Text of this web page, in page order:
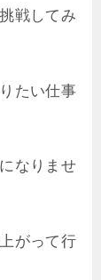
戦してみ
たい仕事
なりませ
がって行